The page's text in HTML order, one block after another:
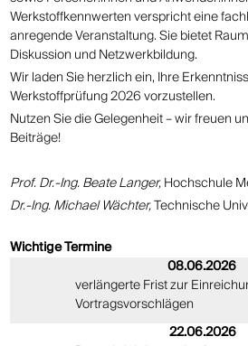
Werkstoffkennwerten verspricht eine
anregende Veranstaltung. Sie bietet
Diskussion und Netzwerkbildung.
Wir laden Sie herzlich ein, Ihre
Werkstoffprüfung 2026 vorzustellen.
Nutzen Sie die Gelegenheit – wir freuen
Beiträge!
Prof. Dr.-Ing. Beate Langer,Hochschule
Dr.-Ing. Michael Wächter,Technische
Wichtige Termine
08.06.2026
verlängerte Frist zur
Vortragsvorschlägen
22.06.2026